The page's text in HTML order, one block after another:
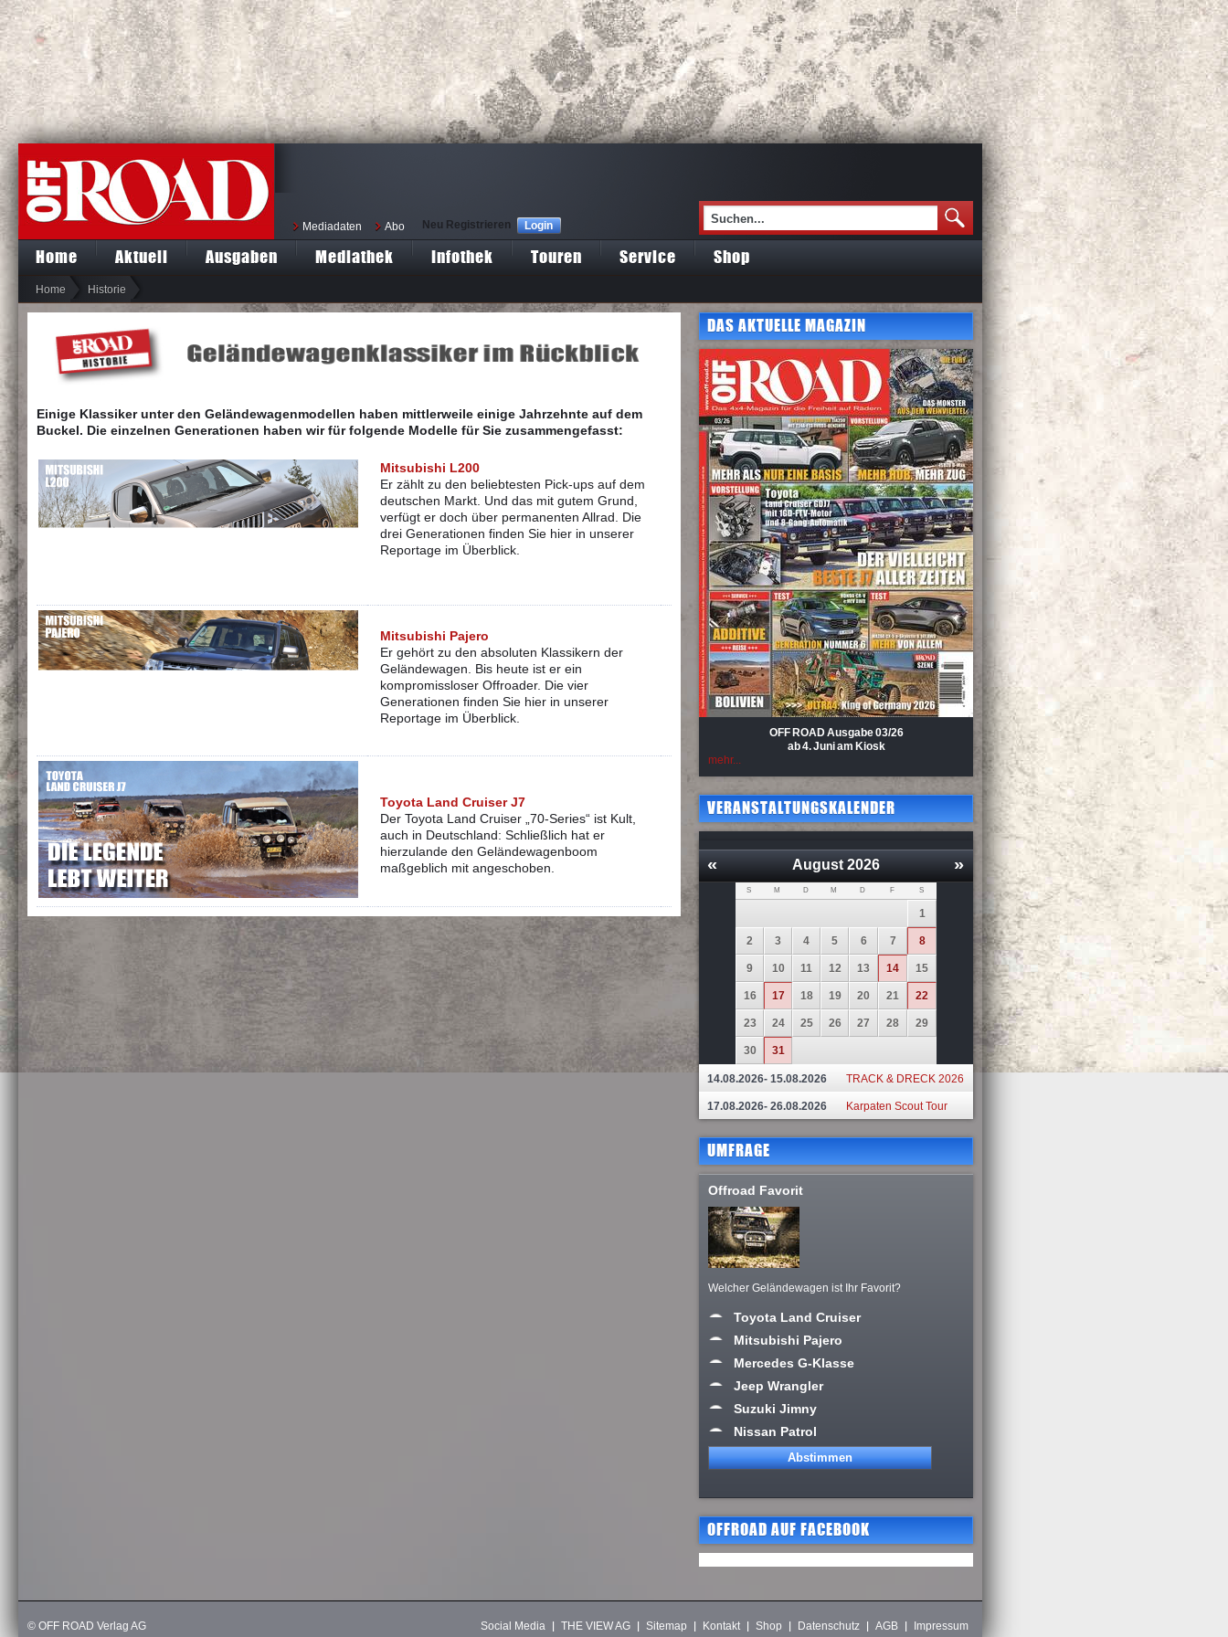
Mediadaten Abo Neu Registrieren Login
Home Aktuell Ausgaben Mediathek Infothek Touren Service Shop
Home Historie
Einige Klassiker unter den Geländewagenmodellen haben mittlerweile einige Jahrzehnte auf dem
Buckel. Die einzelnen Generationen haben wir für folgende Modelle für Sie zusammengefasst:
Mitsubishi L200
Er zählt zu den beliebtesten Pick-ups auf dem
deutschen Markt. Und das mit gutem Grund,
verfügt er doch über permanenten Allrad. Die
drei Generationen finden Sie hier in unserer
Reportage im Überblick.
Mitsubishi Pajero
Er gehört zu den absoluten Klassikern der
Geländewagen. Bis heute ist er ein
kompromissloser Offroader. Die vier
Generationen finden Sie hier in unserer
Reportage im Überblick.
Toyota Land Cruiser J7
Der Toyota Land Cruiser „70-Series“ ist Kult,
auch in Deutschland: Schließlich hat er
hierzulande den Geländewagenboom
maßgeblich mit angeschoben.
DAS AKTUELLE MAGAZIN
OFF ROAD Ausgabe 03/26
ab 4. Juni am Kiosk
mehr...
VERANSTALTUNGSKALENDER
« »
August 2026
S M D M D F S
1
2 3 4 5 6 7 8
9 10 11 12 13 14 15
16 17 18 19 20 21 22
23 24 25 26 27 28 29
30 31
14.08.2026- 15.08.2026 TRACK & DRECK 2026
17.08.2026- 26.08.2026 Karpaten Scout Tour
UMFRAGE
Offroad Favorit
Welcher Geländewagen ist Ihr Favorit?
Toyota Land Cruiser
Mitsubishi Pajero
Mercedes G-Klasse
Jeep Wrangler
Suzuki Jimny
Nissan Patrol
OFFROAD AUF FACEBOOK
© OFF ROAD Verlag AG Social Media THE VIEW AG Sitemap Kontakt Shop Datenschutz AGB Impressum